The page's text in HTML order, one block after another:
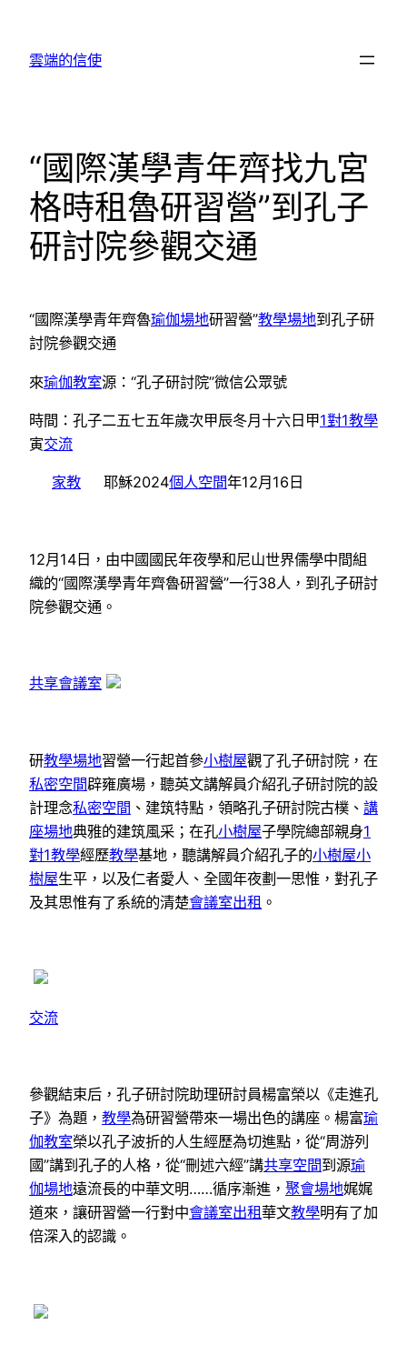
雲端的信使
“國際漢學青年齊找九宮
格時租魯研習營”到孔子
研討院參觀交通
“國際漢學青年齊魯瑜伽場地研習營”教學場地到孔子研
討院參觀交通
來瑜伽教室源：“孔子研討院”微信公眾號
時間：孔子二五七五年歲次甲辰冬月十六日甲1對1教學
寅交流
家教 耶穌2024個人空間年12月16日
12月14日，由中國國民年夜學和尼山世界儒學中間組
織的“國際漢學青年齊魯研習營”一行38人，到孔子研討
院參觀交通。
共享會議室
研教學場地習營一行起首參小樹屋觀了孔子研討院，在
私密空間辟雍廣場，聽英文講解員介紹孔子研討院的設
計理念私密空間 、建筑特點，領略孔子研討院古樸、 講
座場地典雅的建筑風采；在孔小樹屋子學院總部親身1
對1教學經歷教學基地，聽講解員介紹孔子的小樹屋小
樹屋生平，以及仁者愛人、全國年夜劃一思惟，對孔子
及其思惟有了系統的清楚會議室出租 。
交流
參觀結束后，孔子研討院助理研討員楊富榮以《走進孔
子》為題， 教學為研習營帶來一場出色的講座。楊富瑜
伽教室榮以孔子波折的人生經歷為切進點，從“周游列
國”講到孔子的人格，從“刪述六經”講共享空間到源瑜
伽場地遠流長的中華文明……循序漸進， 聚會場地娓娓
道來，讓研習營一行對中會議室出租華文教學明有了加
倍深入的認識。